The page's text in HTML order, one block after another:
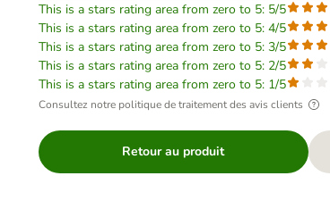
This is a stars rating area from zero to 5: 5/5
This is a stars rating area from zero to 5: 4/5
This is a stars rating area from zero to 5: 3/5
This is a stars rating area from zero to 5: 2/5
This is a stars rating area from zero to 5: 1/5
Consultez notre politique de traitement des avis clients
Retour au produit